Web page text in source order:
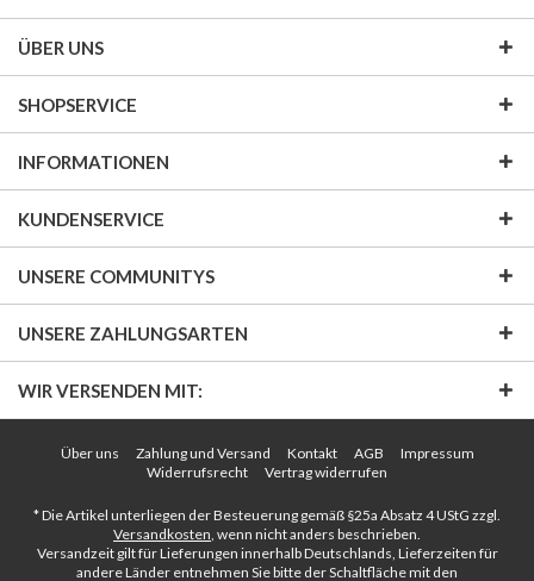
ÜBER UNS
SHOPSERVICE
INFORMATIONEN
KUNDENSERVICE
UNSERE COMMUNITYS
UNSERE ZAHLUNGSARTEN
WIR VERSENDEN MIT:
Über uns Zahlung und Versand Kontakt AGB
Impressum
Widerrufsrecht
Vertrag widerrufen
* Die Artikel unterliegen der Besteuerung gemäß §25a Absatz 4 UStG zzgl.
Versandkosten, wenn nicht anders beschrieben.
Versandzeit gilt für Lieferungen innerhalb Deutschlands, Lieferzeiten für
andere Länder entnehmen Sie bitte der Schaltfläche mit den